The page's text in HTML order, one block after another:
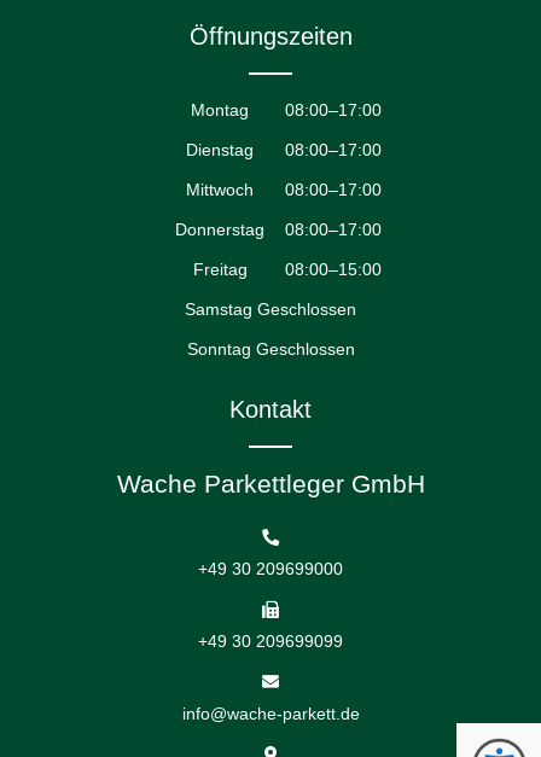
Öffnungszeiten
Montag 08:00–17:00
Dienstag 08:00–17:00
Mittwoch 08:00–17:00
Donnerstag 08:00–17:00
Freitag 08:00–15:00
Samstag Geschlossen
Sonntag Geschlossen
Kontakt
Wache Parkettleger GmbH
+49 30 209699000
+49 30 209699099
info@wache-parkett.de